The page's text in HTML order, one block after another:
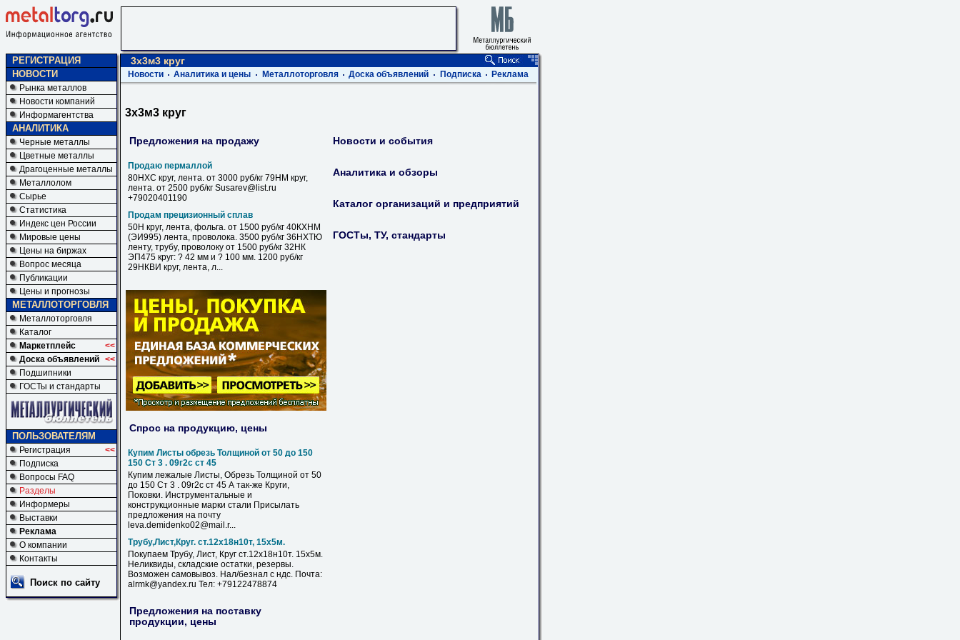
РЕГИСТРАЦИЯ
НОВОСТИ
Рынка металлов
Новости компаний
Информагентства
АНАЛИТИКА
Черные металлы
Цветные металлы
Драгоценные металлы
Металлолом
Сырье
Статистика
Индекс цен России
Мировые цены
Цены на биржах
Вопрос месяца
Публикации
Цены и прогнозы
МЕТАЛЛОТОРГОВЛЯ
Металлоторговля
Каталог
Маркетплейс
<<
Доска объявлений <<
Подшипники
ГОСТы и стандарты
ПОЛЬЗОВАТЕЛЯМ
Регистрация
<<
Подписка
Вопросы FAQ
Разделы
Информеры
Выставки
Реклама
О компании
Контакты
Поиск по сайту
3х3м3 круг
Новости Аналитика и цены Металлоторговля Доска объявлений Подписка Реклама
3х3м3 круг
Предложения на продажу
Продаю пермаллой
80НХС круг, лента. от 3000 руб/кг 79НМ круг,
лента. от 2500 руб/кг Susarev@list.ru
+79020401190
Продам прецизионный сплав
50Н круг, лента, фольга. от 1500 руб/кг 40КХНМ
(ЭИ995) лента, проволока. 3500 руб/кг 36НХТЮ
ленту, трубу, проволоку от 1500 руб/кг 32НК
ЭП475 круг: ? 42 мм и ? 100 мм. 1200 руб/кг
29НКВИ круг, лента, л...
Спрос на продукцию, цены
Купим Листы обрезь Толщиной от 50 до 150
150 Ст 3 . 09г2с ст 45
Купим лежалые Листы, Обрезь Толщиной от 50
до 150 Ст 3 . 09г2с ст 45 А так-же Круги,
Поковки. Инструментальные и
конструкционные марки стали Присылать
предложения на почту
leva.demidenko02@mail.r...
Трубу,Лист,Круг. ст.12х18н10т, 15х5м.
Покупаем Трубу, Лист, Круг ст.12х18н10т. 15х5м.
Неликвиды, складские остатки, резервы.
Возможен самовывоз. Нал/безнал с ндс. Почта:
alrmk@yandex.ru Тел: +79122478874
Предложения на поставку
продукции, цены
Новости и события
Аналитика и обзоры
Каталог организаций и предприятий
ГОСТы, ТУ, стандарты